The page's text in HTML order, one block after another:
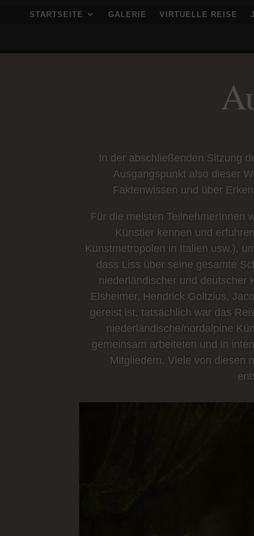
STARTSEITE GALERIE VIRTUELLE REISE
In der abschließenden Sitzung
Ausgangspunkt also dieser
Faktenwissen und über
Für die meisten TeilnehmerInnen
Künstler kennen und
Kunstmetropolen in Italien usw.),
dass Liss über seine gesamte
niederländischer und deutscher
Elsheimer, Hendrick Goltzius,
gereist ist, tatsächlich war das
niederländische/nordalpine
gemeinsam arbeiteten und in
Mitgliedern. Viele von diesen